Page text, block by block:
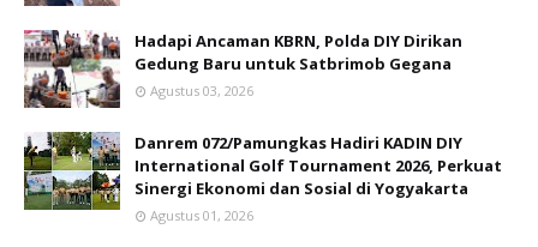
Hadapi Ancaman KBRN, Polda DIY Dirikan
Gedung Baru untuk Satbrimob Gegana
Agustus 03, 2026
Danrem 072/Pamungkas Hadiri KADIN DIY
International Golf Tournament 2026, Perkuat
Sinergi Ekonomi dan Sosial di Yogyakarta
Agustus 01, 2026